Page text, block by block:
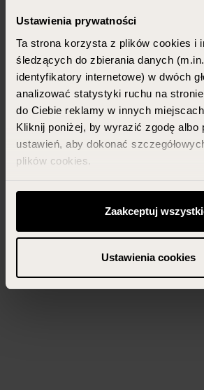
Ustawienia prywatności
Ta strona korzysta z plików cookies i
śledzących do zbierania danych
identyfikatory internetowe) w dwóch
analizować statystyki ruchu na
do Ciebie reklamy w innych
Kliknij poniżej, by wyrazić zgodę albo
ustawień, aby dokonać
plików cookies.
Możesz zawsze zarządzać swoimi
odwołać te, których udzieliłeś
przycisk „Ustawienia cookies”
Więcej informacji znajdziesz w
Zaakceptuj
Ustawienia cookies